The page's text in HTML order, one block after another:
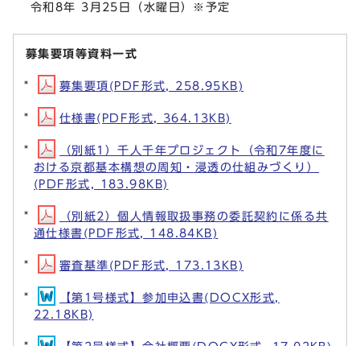
令和8年 3月25日（水曜日）※予定
募集要項等資料一式
募集要項(PDF形式, 258.95KB)
仕様書(PDF形式, 364.13KB)
（別紙1）千人千年プロジェクト（令和7年度に
おける京都基本構想の周知・浸透の仕組みづくり）
(PDF形式, 183.98KB)
（別紙2）個人情報取扱事務の委託契約に係る共
通仕様書(PDF形式, 148.84KB)
審査基準(PDF形式, 173.13KB)
【第1号様式】参加申込書(DOCX形式,
22.18KB)